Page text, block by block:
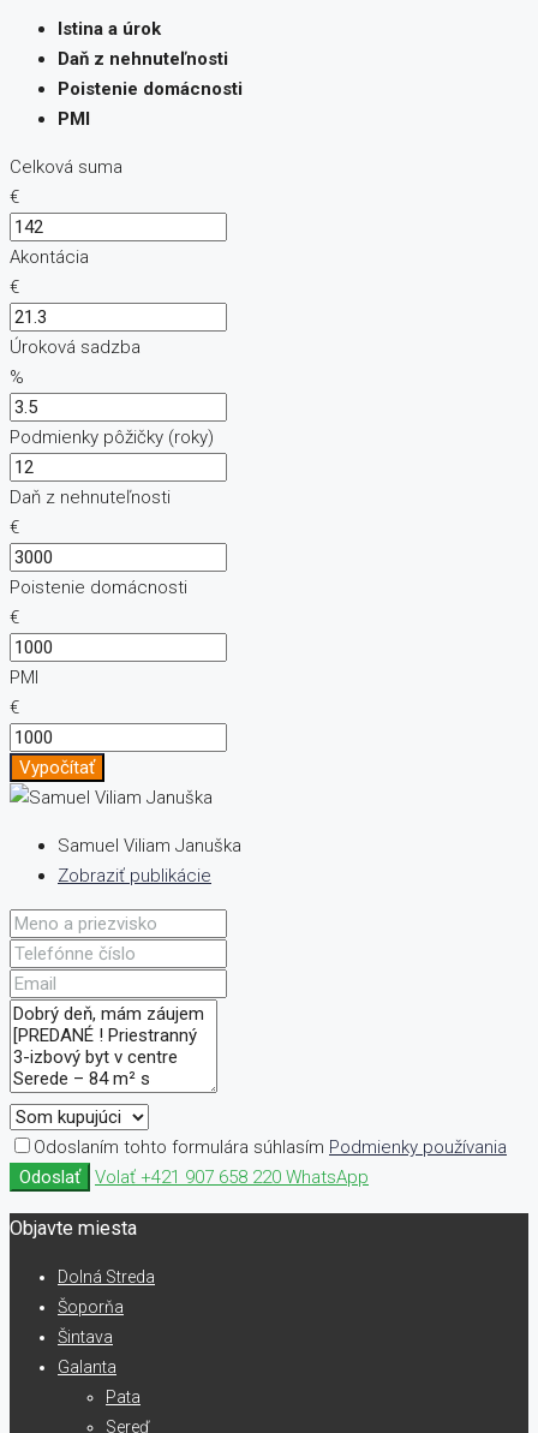
Istina a úrok
Daň z nehnuteľnosti
Poistenie domácnosti
PMI
Celková suma
€
Akontácia
€
Úroková sadzba
%
Podmienky pôžičky (roky)
Daň z nehnuteľnosti
€
Poistenie domácnosti
€
PMI
€
Vypočítať
Samuel Viliam Januška
Zobraziť publikácie
Odoslaním tohto formulára súhlasím Podmienky používania
Odoslať
Volať +421 907 658 220 WhatsApp
Objavte miesta
Dolná Streda
Šoporňa
Šintava
Galanta
Pata
Sereď